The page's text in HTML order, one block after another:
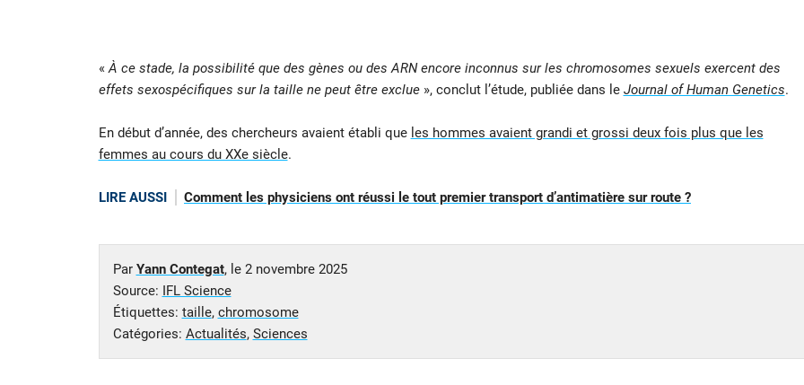
«À ce stade, la possibilité que des gènes ou des ARN encore inconnus sur les chromosomes sexuels exercent des
effets sexospécifiques sur la taille ne peut être exclue», conclut l’étude, publiée dans le Journal of Human Genetics.
En début d’année, des chercheurs avaient établi que les hommes avaient grandi et grossi deux fois plus que les
femmes au cours du XXe siècle.
LIRE AUSSI Comment les physiciens ont réussi le tout premier transport d’antimatière sur route ?
Par Yann Contegat, le 2 novembre 2025
Source: IFL Science
Étiquettes: taille, chromosome
Catégories: Actualités, Sciences